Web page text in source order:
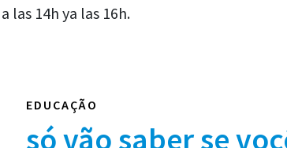
las 14h ya las 16h.
EDUCAÇÃO
só vão saber se